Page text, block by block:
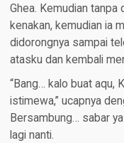
Ghea. Kemudian tanpa
kenakan, kemudian ia
didorongnya sampai
atasku dan kembali
“Bang… kalo buat aqu,
istimewa,” ucapnya
Bersambung… sabar
lagi nanti.